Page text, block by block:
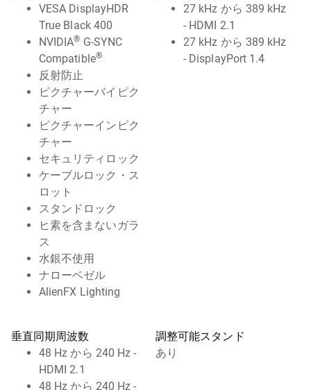
VESA DisplayHDR
True Black 400
NVIDIA® G-SYNC
Compatible®
反射防止
ピクチャーバイピク
チャー
ピクチャーインピク
チャー
セキュリティロック
ケーブルロック・ス
ロット
スタンドロック
ヒ素を含まないガラ
ス
水銀不使用
ナローベゼル
AlienFX Lighting
27 kHz から 389 kHz
- HDMI 2.1
27 kHz から 389 kHz
- DisplayPort 1.4
垂直同期周波数
48 Hz から 240 Hz -
HDMI 2.1
48 Hz から 240 Hz -
調整可能スタンド
あり